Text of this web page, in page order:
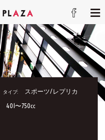
タイプ: スポーツ/レプリカ
401〜750cc